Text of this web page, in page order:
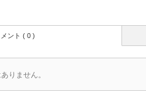
メント ( 0 )
りません。